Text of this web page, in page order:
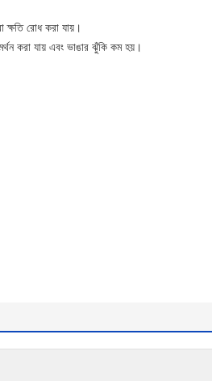
ক্ষতি রোধ করা যায়।
করা যায় এবং ভাঙার ঝুঁকি কম হয়।